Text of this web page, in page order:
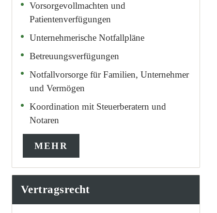
Vorsorgevollmachten und
Patientenverfügungen
Unternehmerische Notfallpläne
Betreuungsverfügungen
Notfallvorsorge für Familien, Unternehmer
und Vermögen
Koordination mit Steuerberatern und
Notaren
MEHR
Vertragsrecht